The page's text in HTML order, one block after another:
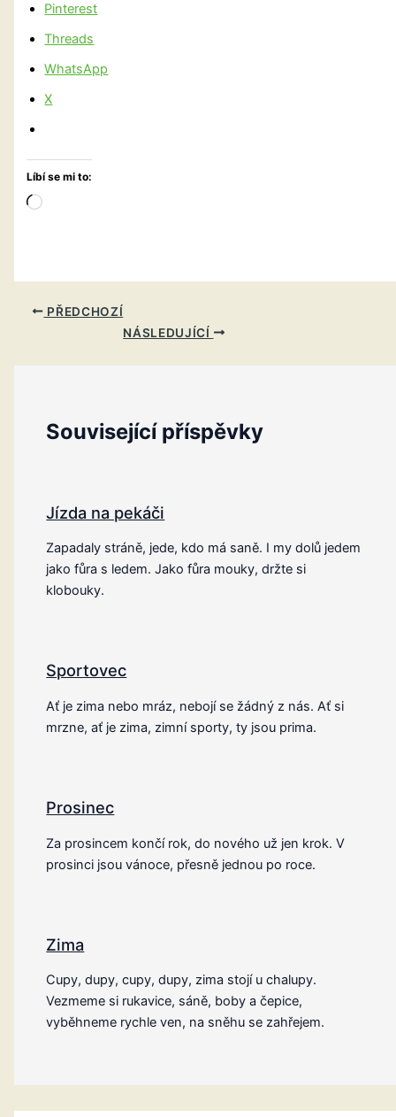
Pinterest
Threads
WhatsApp
X
Líbí se mi to:
Načítání…
PŘEDCHOZÍ
NÁSLEDUJÍCÍ
Související příspěvky
Jízda na pekáči
Zapadaly stráně, jede, kdo má saně. I my dolů jedem
jako fůra s ledem. Jako fůra mouky, držte si
klobouky.
Sportovec
Ať je zima nebo mráz, nebojí se žádný z nás. Ať si
mrzne, ať je zima, zimní sporty, ty jsou prima.
Prosinec
Za prosincem končí rok, do nového už jen krok. V
prosinci jsou vánoce, přesně jednou po roce.
Zima
Cupy, dupy, cupy, dupy, zima stojí u chalupy.
Vezmeme si rukavice, sáně, boby a čepice,
vyběhneme rychle ven, na sněhu se zahřejem.